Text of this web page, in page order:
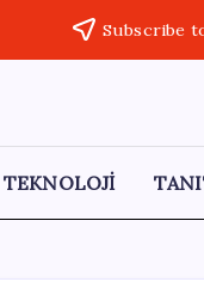
Subscribe
TEKNOLOJİ